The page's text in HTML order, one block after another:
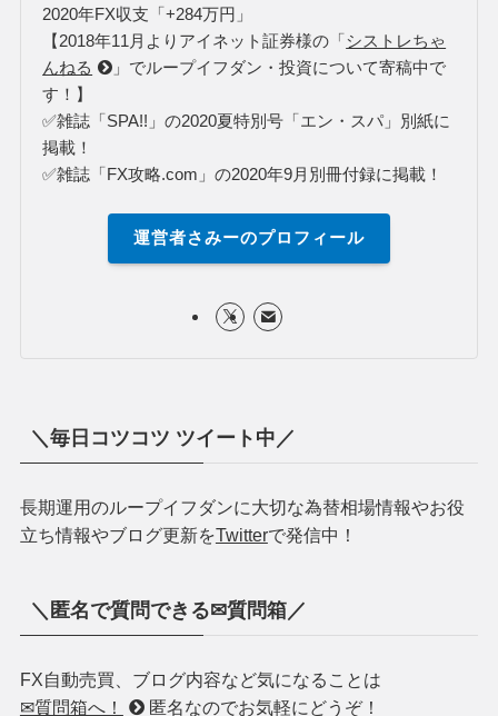
2020年FX合計詳細はこちら
兼業FXブロガー
2018年FX収支「+146万円」
2019年FX収支「+148万円」
んねる
」でループイフダン・投資について寄稿中で
✅雑誌「SPA!!」の2020夏特別号「エン・スパ」別紙に
掲載！